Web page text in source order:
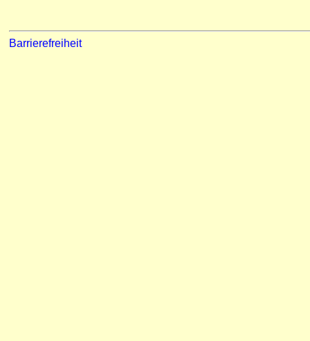
Barrierefreiheit